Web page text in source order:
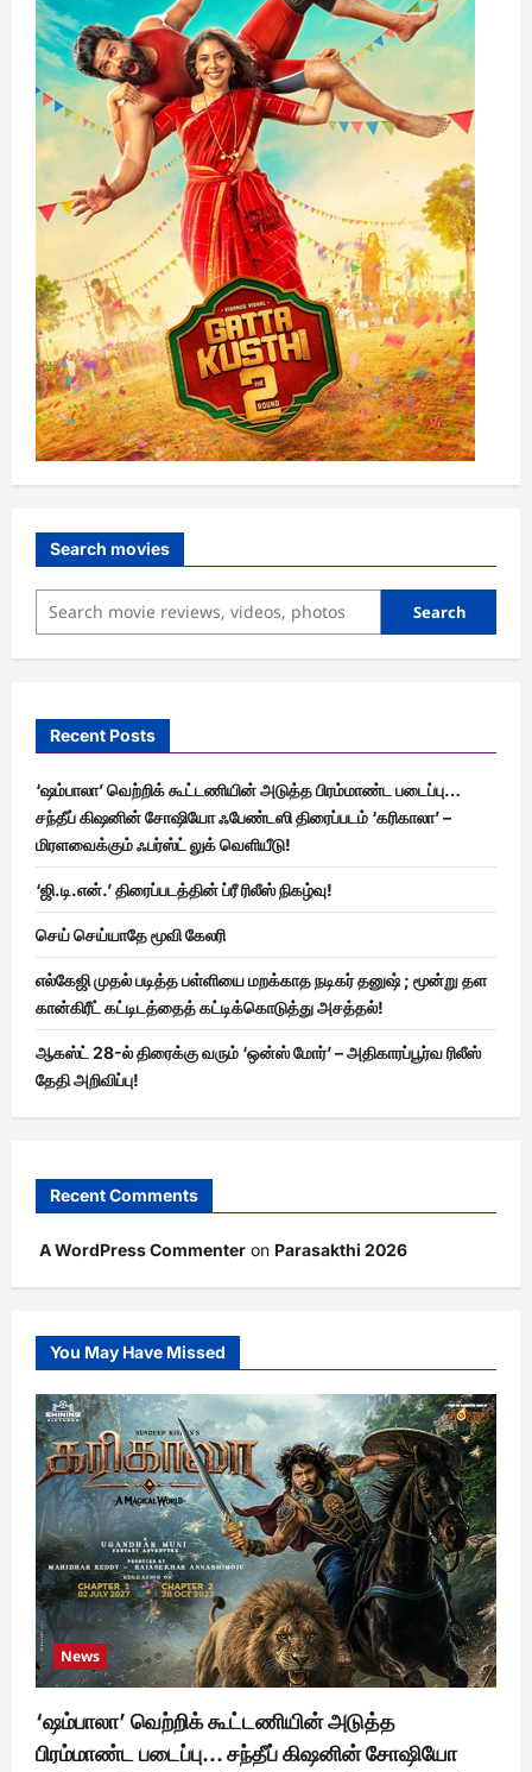
Search movies
Search
Recent Posts
‘ஷம்பாலா’ வெற்றிக் கூட்டணியின் அடுத்த பிரம்மாண்ட படைப்பு…
சந்தீப் கிஷனின் சோஷியோ ஃபேண்டஸி திரைப்படம் ‘கரிகாலா’ –
மிரளவைக்கும் ஃபர்ஸ்ட் லுக் வெளியீடு!
‘ஜி.டி.என்.’ திரைப்படத்தின் ப்ரீ ரிலீஸ் நிகழ்வு!
செய் செய்யாதே மூவி கேலரி
எல்கேஜி முதல் படித்த பள்ளியை மறக்காத நடிகர் தனுஷ் ; மூன்று தள
கான்கிரீட் கட்டிடத்தைத் கட்டிக்கொடுத்து அசத்தல்!
ஆகஸ்ட் 28-ல் திரைக்கு வரும் ‘ஒன்ஸ் மோர்’ – அதிகாரப்பூர்வ ரிலீஸ்
தேதி அறிவிப்பு!
Recent Comments
A WordPress Commenter on Parasakthi 2026
You May Have Missed
News
‘ஷம்பாலா’ வெற்றிக் கூட்டணியின் அடுத்த
பிரம்மாண்ட படைப்பு… சந்தீப் கிஷனின் சோஷியோ